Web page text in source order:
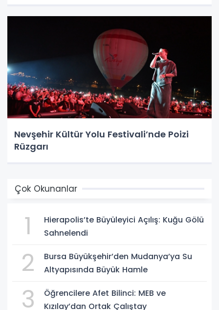
Nevşehir Kültür Yolu Festivali’nde Poizi
Rüzgarı
Çok Okunanlar
1
Hierapolis’te Büyüleyici Açılış: Kuğu Gölü
Sahnelendi
2
Bursa Büyükşehir’den Mudanya’ya Su
Altyapısında Büyük Hamle
3
Öğrencilere Afet Bilinci: MEB ve
Kızılay’dan Ortak Çalıştay